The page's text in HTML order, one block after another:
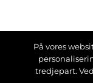
På vores
tredjepart.